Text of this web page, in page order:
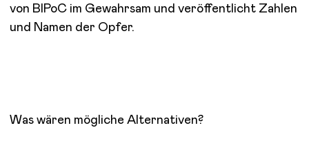
von BIPoC im Gewahrsam und veröffentlicht Zahlen
und Namen der Opfer.
Was wären mögliche Alternativen?